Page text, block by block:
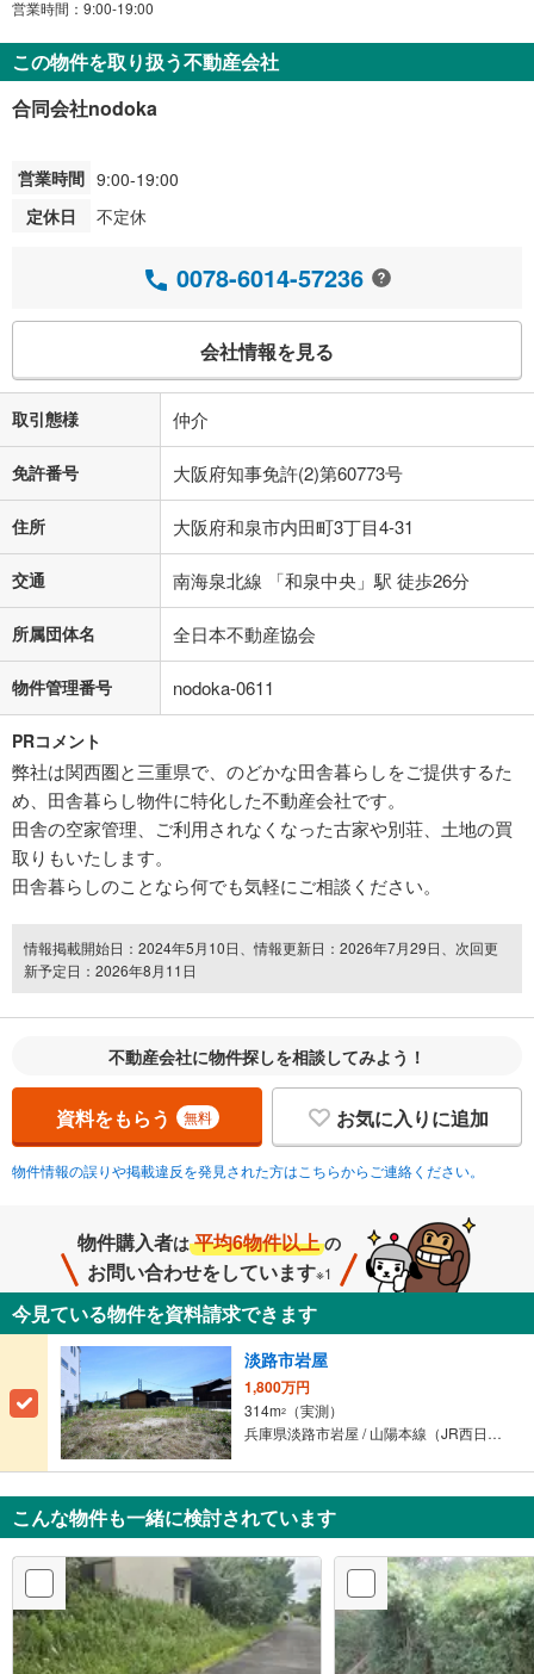
営業時間：9:00-19:00
この物件を取り扱う不動産会社
合同会社nodoka
営業時間 9:00-19:00
定休日
不定休
0078-6014-57236
会社情報を見る
取引態様 仲介
免許番号 大阪府知事免許(2)第60773号
住所 大阪府和泉市内田町3丁目4-31
交通 南海泉北線 「和泉中央」駅 徒歩26分
所属団体名 全日本不動産協会
物件管理番号 nodoka-0611
PRコメント
弊社は関西圏と三重県で、のどかな田舎暮らしをご提供するた
め、田舎暮らし物件に特化した不動産会社です。
田舎の空家管理、ご利用されなくなった古家や別荘、土地の買
取りもいたします。
田舎暮らしのことなら何でも気軽にご相談ください。
情報掲載開始日：2024年5月10日、情報更新日：2026年7月29日、次回更
新予定日：2026年8月11日
不動産会社に物件探しを相談してみよう！
資料をもらう 無料 お気に入りに追加
物件情報の誤りや掲載違反を発見された方はこちらからご連絡ください。
物件購入者は 平均6物件以上 の
お問い合わせをしています※1
今見ている物件を資料請求できます
淡路市岩屋
1,800万円
314m2
（実測）
兵庫県淡路市岩屋 / 山陽本線（JR西日本） 「舞子」駅から11000m
こんな物件も一緒に検討されています